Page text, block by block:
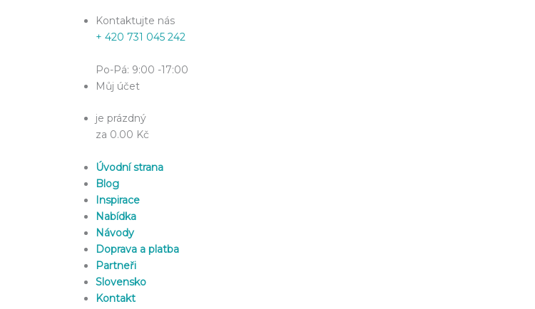
Kontaktujte nás
+ 420 731 045 242
Po-Pá: 9:00 -17:00
Můj účet
je prázdný
za 0.00 Kč
Úvodní strana
Blog
Inspirace
Nabídka
Návody
Doprava a platba
Partneři
Slovensko
Kontakt